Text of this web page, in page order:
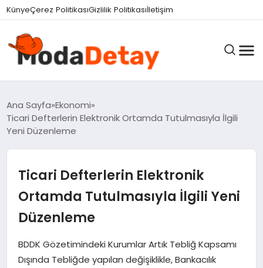
felix markets 360
felix markets yatırım
felix markets pro
felix markets
felix markets app
KünyeÇerez PolitikasıGizlilik Politikasıİletişim
GÜNDEM
DÜNYA
EĞITIM
Ana Sayfa Ekonomi
Ticari Defterlerin Elektronik Ortamda Tutulmasıyla İlgili
Yeni Düzenleme
Ticari Defterlerin Elektronik
Ortamda Tutulmasıyla İlgili Yeni
Düzenleme
BDDK Gözetimindeki Kurumlar Artık Tebliğ Kapsamı
Dışında Tebliğde yapılan değişiklikle, Bankacılık